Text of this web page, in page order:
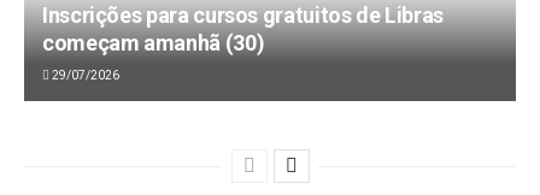
Inscrições para cursos gratuitos de Libras
começam amanhã (30)
29/07/2026